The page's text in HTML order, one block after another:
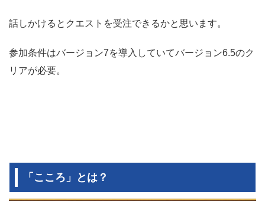
話しかけるとクエストを受注できるかと思います。
参加条件はバージョン7を導入していてバージョン6.5のク
リアが必要。
「こころ」とは？